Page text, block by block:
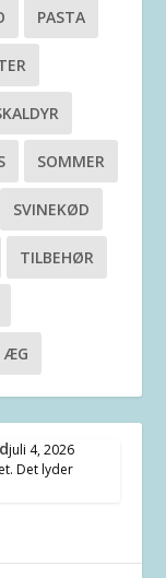
PASTA
SOMMER
SVINEKØD
TILBEHØR
ÆG
juli 4, 2026
Det lyder